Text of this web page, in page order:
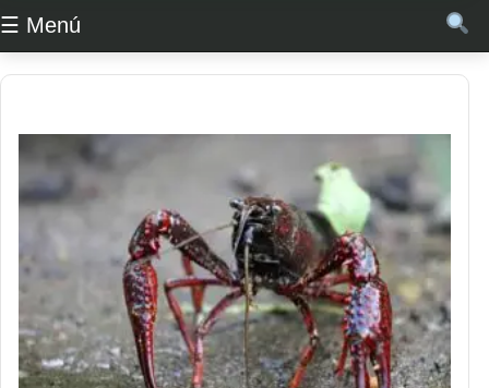
☰ Menú